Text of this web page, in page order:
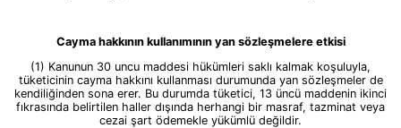
Cayma hakkının kullanımının yan sözleşmelere etkisi
(1) Kanunun 30 uncu maddesi hükümleri saklı kalmak koşuluyla,
tüketicinin cayma hakkını kullanması durumunda yan sözleşmeler de
kendiliğinden sona erer. Bu durumda tüketici, 13 üncü maddenin ikinci
fıkrasında belirtilen haller dışında herhangi bir masraf, tazminat veya
cezai şart ödemekle yükümlü değildir.